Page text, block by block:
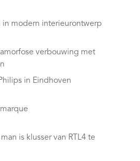
in modern interieurontwerp
verbouwing met
in Eindhoven
is klusser van RTL4 te